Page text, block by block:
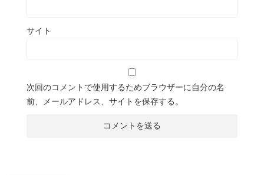
サイト
次回のコメントで使用するためブラウザーに自分の名
前、メールアドレス、サイトを保存する。